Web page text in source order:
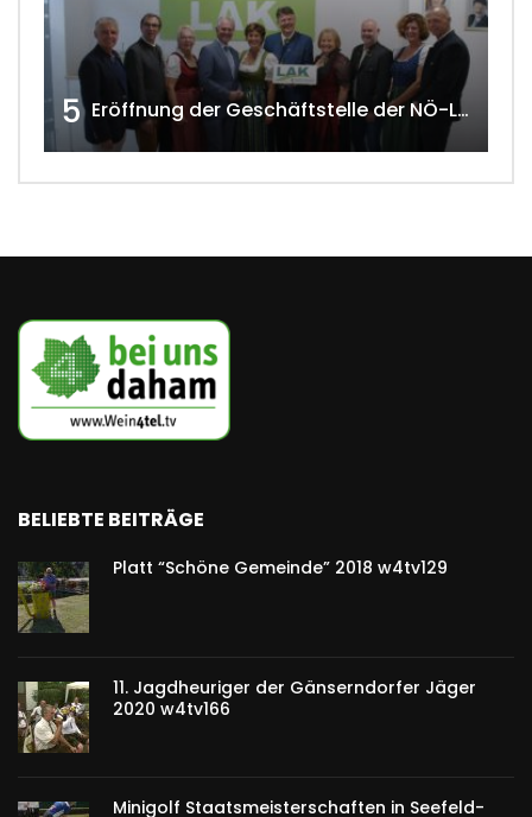
5 Eröffnung der Geschäftstelle der NÖ-Landarbeiterkammer in Mistelbach w4tv174
BELIEBTE BEITRÄGE
Platt “Schöne Gemeinde” 2018 w4tv129
11. Jagdheuriger der Gänserndorfer Jäger
2020 w4tv166
Minigolf Staatsmeisterschaften in Seefeld-